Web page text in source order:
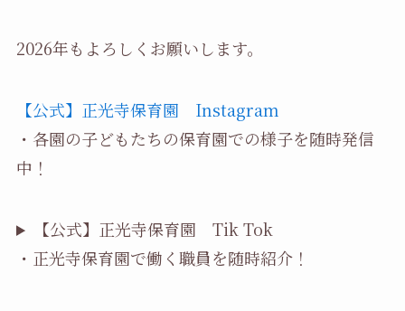
2026年もよろしくお願いします。
【公式】正光寺保育園 Instagram
・各園の子どもたちの保育園での様子を随時発信
中！
【公式】正光寺保育園 Tik Tok
・正光寺保育園で働く職員を随時紹介！